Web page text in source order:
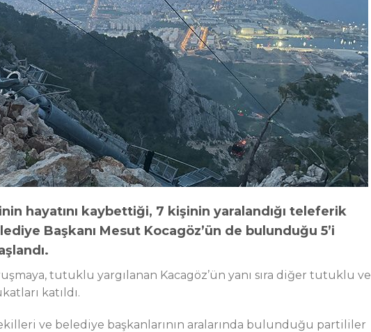
hayatını kaybettiği, 7 kişinin yaralandığı teleferik
Başkanı Mesut Kocagöz’ün de bulunduğu 5’i
tutuklu yargılanan Kacagöz’ün yanı sıra diğer tutuklu ve
katıldı.
ve belediye başkanlarının aralarında bulunduğu partililer